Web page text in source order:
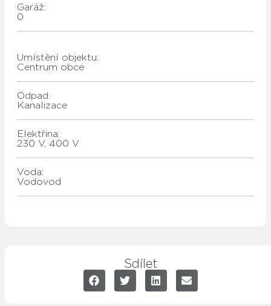
Garáž:
0
Umístění objektu:
Centrum obce
Odpad:
kanalizace
Elektřina:
230 V, 400 V
Voda:
vodovod
Sdílet